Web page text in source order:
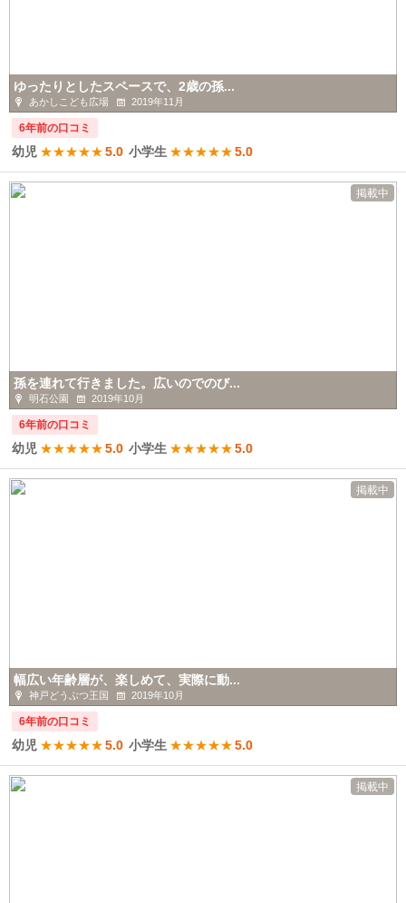
ゆったりとしたスペースで、2歳の孫...
あかしこども広場 2019年11月
6年前の口コミ
幼児 ★★★★★5.0 小学生 ★★★★★5.0
掲載中
孫を連れて行きました。広いのでのび...
明石公園 2019年10月
6年前の口コミ
幼児 ★★★★★5.0 小学生 ★★★★★5.0
掲載中
幅広い年齢層が、楽しめて、実際に動...
神戸どうぶつ王国 2019年10月
6年前の口コミ
幼児 ★★★★★5.0 小学生 ★★★★★5.0
掲載中